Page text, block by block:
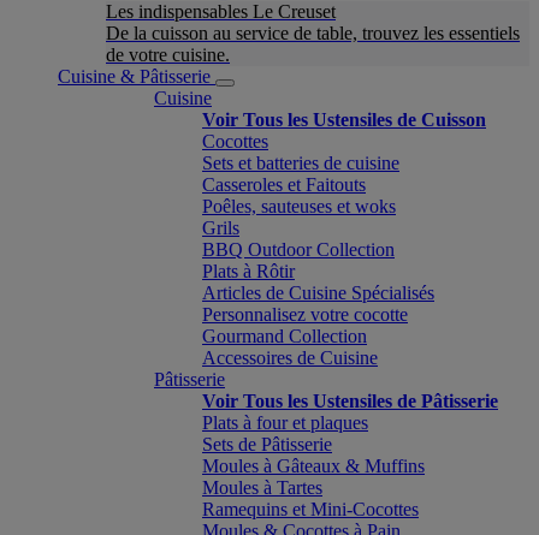
Les indispensables Le Creuset
De la cuisson au service de table, trouvez les essentiels
de votre cuisine.
Cuisine & Pâtisserie
Cuisine
Voir Tous les Ustensiles de Cuisson
Cocottes
Sets et batteries de cuisine
Casseroles et Faitouts
Poêles, sauteuses et woks
Grils
BBQ Outdoor Collection
Plats à Rôtir
Articles de Cuisine Spécialisés
Personnalisez votre cocotte
Gourmand Collection
Accessoires de Cuisine
Pâtisserie
Voir Tous les Ustensiles de Pâtisserie
Plats à four et plaques
Sets de Pâtisserie
Moules à Gâteaux & Muffins
Moules à Tartes
Ramequins et Mini-Cocottes
Moules & Cocottes à Pain